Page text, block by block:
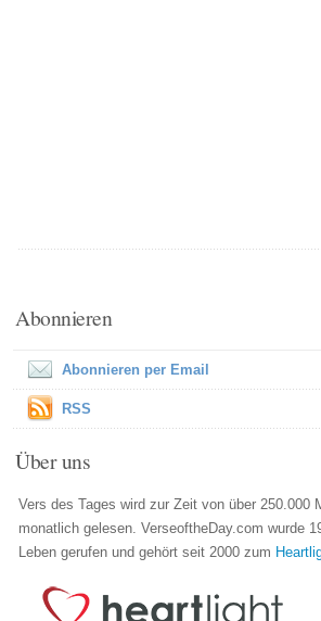
Abonnieren
Abonnieren per Email
RSS
Über uns
Vers des Tages wird zur Zeit von über 250.000
monatlich gelesen. VerseoftheDay.com wurde
Leben gerufen und gehört seit 2000 zum